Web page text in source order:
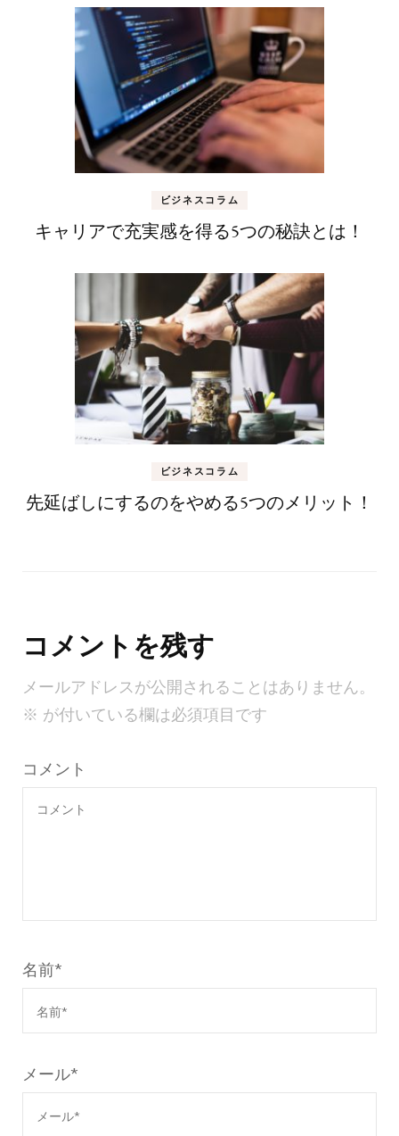
ビジネスコラム
キャリアで充実感を得る5つの秘訣とは！
ビジネスコラム
先延ばしにするのをやめる5つのメリット！
コメントを残す
メールアドレスが公開されることはありません。
※ が付いている欄は必須項目です
コメント
名前*
メール*